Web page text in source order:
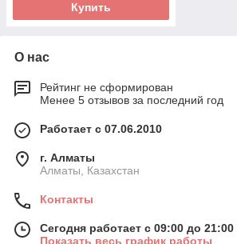
Купить
О нас
Рейтинг не сформирован
Менее 5 отзывов за последний год
Работает с 07.06.2010
г. Алматы
Алматы, Казахстан
Контакты
Сегодня работает с 09:00 до 21:00
Показать весь график работы